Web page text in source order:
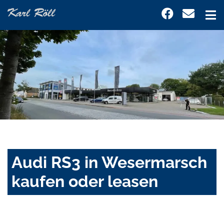
Audi RS3 in Wesermarsch
kaufen oder leasen